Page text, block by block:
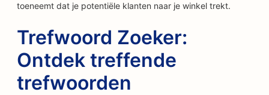
toeneemt dat je potentiële klanten naar je winkel trekt.
Trefwoord Zoeker:
Ontdek treffende
trefwoorden